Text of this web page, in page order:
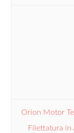
Orion Motor
Filettatura in